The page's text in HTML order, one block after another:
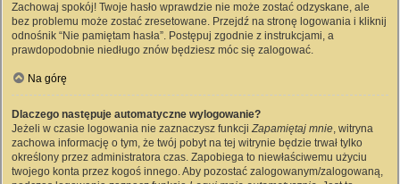
Zachowaj spokój! Twoje hasło wprawdzie nie może zostać odzyskane, ale
bez problemu może zostać zresetowane. Przejdź na stronę logowania i kliknij
odnośnik “Nie pamiętam hasła”. Postępuj zgodnie z instrukcjami, a
prawdopodobnie niedługo znów będziesz móc się zalogować.
Na górę
Dlaczego następuje automatyczne wylogowanie?
Jeżeli w czasie logowania nie zaznaczysz funkcjiZapamiętaj mnie, witryna
zachowa informację o tym, że twój pobyt na tej witrynie będzie trwał tylko
określony przez administratora czas. Zapobiega to niewłaściwemu użyciu
twojego konta przez kogoś innego. Aby pozostać zalogowanym/zalogowaną,